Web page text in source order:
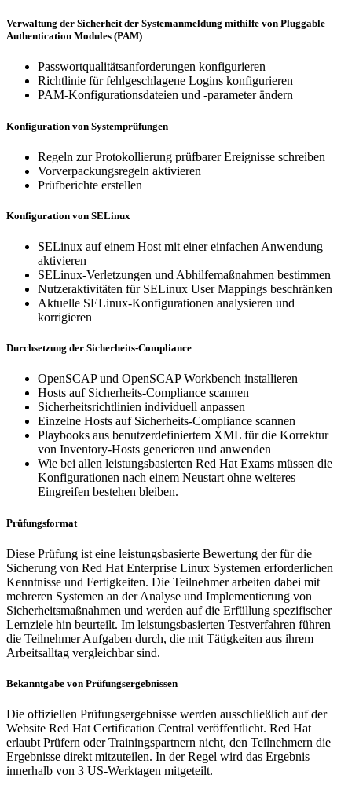
Verwaltung der Sicherheit der Systemanmeldung mithilfe von Pluggable
Authentication Modules (PAM)
Passwortqualitätsanforderungen konfigurieren
Richtlinie für fehlgeschlagene Logins konfigurieren
PAM-Konfigurationsdateien und -parameter ändern
Konfiguration von Systemprüfungen
Regeln zur Protokollierung prüfbarer Ereignisse schreiben
Vorverpackungsregeln aktivieren
Prüfberichte erstellen
Konfiguration von SELinux
SELinux auf einem Host mit einer einfachen Anwendung
aktivieren
SELinux-Verletzungen und Abhilfemaßnahmen bestimmen
Nutzeraktivitäten für SELinux User Mappings beschränken
Aktuelle SELinux-Konfigurationen analysieren und
korrigieren
Durchsetzung der Sicherheits-Compliance
OpenSCAP und OpenSCAP Workbench installieren
Hosts auf Sicherheits-Compliance scannen
Sicherheitsrichtlinien individuell anpassen
Einzelne Hosts auf Sicherheits-Compliance scannen
Playbooks aus benutzerdefiniertem XML für die Korrektur
von Inventory-Hosts generieren und anwenden
Wie bei allen leistungsbasierten Red Hat Exams müssen die
Konfigurationen nach einem Neustart ohne weiteres
Eingreifen bestehen bleiben.
Prüfungsformat
Diese Prüfung ist eine leistungsbasierte Bewertung der für die
Sicherung von Red Hat Enterprise Linux Systemen erforderlichen
Kenntnisse und Fertigkeiten. Die Teilnehmer arbeiten dabei mit
mehreren Systemen an der Analyse und Implementierung von
Sicherheitsmaßnahmen und werden auf die Erfüllung spezifischer
Lernziele hin beurteilt. Im leistungsbasierten Testverfahren führen
die Teilnehmer Aufgaben durch, die mit Tätigkeiten aus ihrem
Arbeitsalltag vergleichbar sind.
Bekanntgabe von Prüfungsergebnissen
Die offiziellen Prüfungsergebnisse werden ausschließlich auf der
Website Red Hat Certification Central veröffentlicht. Red Hat
erlaubt Prüfern oder Trainingspartnern nicht, den Teilnehmern die
Ergebnisse direkt mitzuteilen. In der Regel wird das Ergebnis
innerhalb von 3 US-Werktagen mitgeteilt.